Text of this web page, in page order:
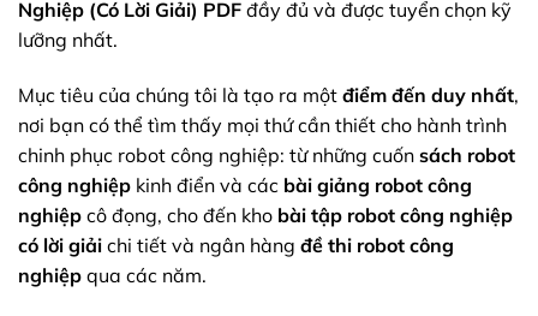
Nghiệp (Có Lời Giải) PDF đầy đủ và được tuyển chọn kỹ
lưỡng nhất.
Mục tiêu của chúng tôi là tạo ra một điểm đến duy nhất,
nơi bạn có thể tìm thấy mọi thứ cần thiết cho hành trình
chinh phục robot công nghiệp: từ những cuốn sách robot
công nghiệp kinh điển và các bài giảng robot công
nghiệp cô đọng, cho đến kho bài tập robot công nghiệp
có lời giải chi tiết và ngân hàng đề thi robot công
nghiệp qua các năm.